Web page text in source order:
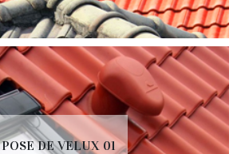
POSE DE VELUX 01